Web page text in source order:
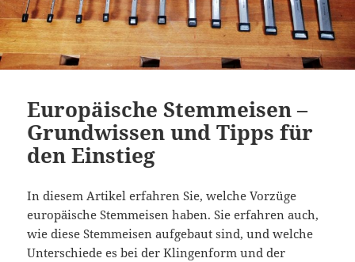
Europäische Stemmeisen –
Grundwissen und Tipps für
den Einstieg
In diesem Artikel erfahren Sie, welche Vorzüge
europäische Stemmeisen haben. Sie erfahren auch,
wie diese Stemmeisen aufgebaut sind, und welche
Unterschiede es bei der Klingenform und der